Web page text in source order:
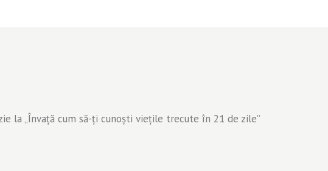
la „Învaţă cum să-ţi cunoşti vieţile trecute în 21 de zile”